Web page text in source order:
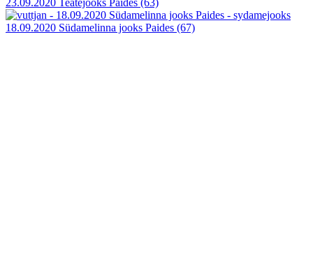
23.09.2020 Teatejooks Paides (63)
18.09.2020 Südamelinna jooks Paides (67)